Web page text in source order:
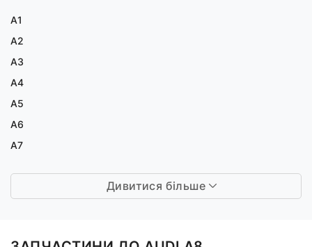
A1
A2
A3
A4
A5
A6
A7
Дивитися більше